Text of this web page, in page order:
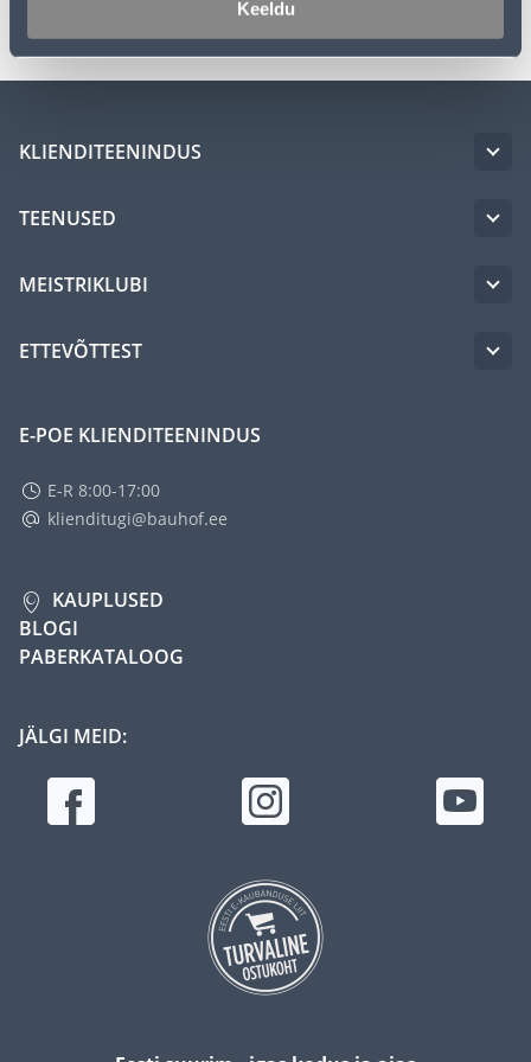
Keeldu
KLIENDITEENINDUS
TEENUSED
MEISTRIKLUBI
ETTEVÕTTEST
E-POE KLIENDITEENINDUS
E-R 8:00-17:00
klienditugi@bauhof.ee
KAUPLUSED
BLOGI
PABERKATALOOG
JÄLGI MEID: